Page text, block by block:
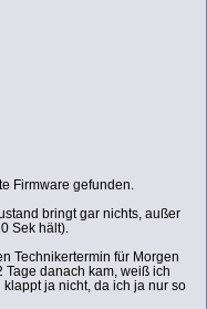
Firmware gefunden.
bringt gar nichts, außer
Sek hält).
Technikertermin für Morgen
Tage danach kam, weiß ich
ja nicht, da ich ja nur so